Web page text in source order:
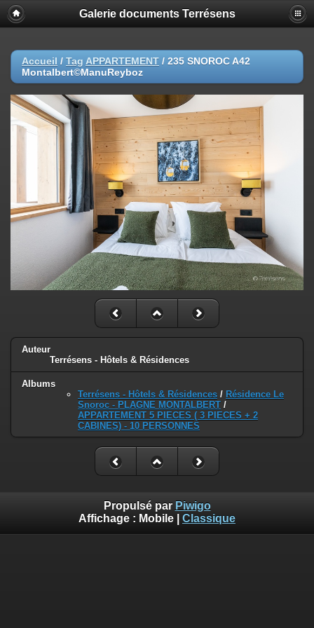
Galerie documents Terrésens
Accueil / Tag APPARTEMENT / 235 SNOROC A42
Montalbert©ManuReyboz
Auteur
Terrésens - Hôtels & Résidences
Albums
Terrésens - Hôtels & Résidences / Résidence Le
Snoroc - PLAGNE MONTALBERT /
APPARTEMENT 5 PIECES ( 3 PIECES + 2
CABINES) - 10 PERSONNES
Propulsé par Piwigo
Affichage : Mobile Classique